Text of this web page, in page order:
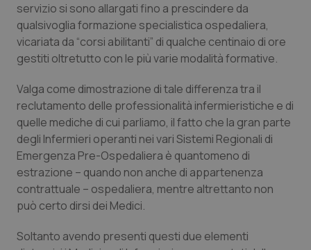
servizio si sono allargati fino a prescindere da
qualsivoglia formazione specialistica ospedaliera,
vicariata da “corsi abilitanti” di qualche centinaio di ore
gestiti oltretutto con le più varie modalità formative.
Valga come dimostrazione di tale differenza tra il
reclutamento delle professionalità infermieristiche e di
quelle mediche di cui parliamo, il fatto che la gran parte
degli Infermieri operanti nei vari Sistemi Regionali di
Emergenza Pre-Ospedaliera è quantomeno di
estrazione – quando non anche di appartenenza
contrattuale – ospedaliera, mentre altrettanto non
può certo dirsi dei Medici.
Soltanto avendo presenti questi due elementi